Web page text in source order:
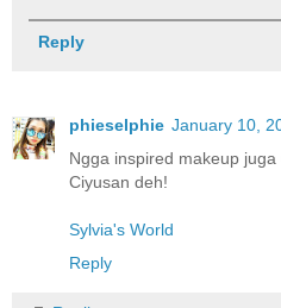
Reply
phieselphie January 10,
Ngga inspired makeup juga
Ciyusan deh!
Sylvia's World
Reply